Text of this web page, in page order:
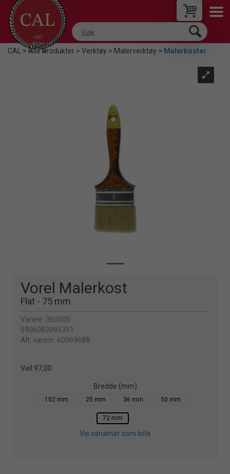
CAL >Alle Produkter>Verktøy>Malerverktøy> Malerkoster
Vorel Malerkost
Flat - 75 mm
Varenr: 360505
5906083095351
Alt. varenr: 60069688
Veil. 97,00
Bredde (mm)
102 mm 25 mm 36 mm 50 mm
72 mm
Vis varianter som liste